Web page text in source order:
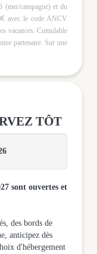
(mer/campagne) et du
avec le code ANCV
vacances. Cumulable
partenaire. Sur une
TÔT
sont ouvertes et
des bords de
anticipez dès
d'hébergement